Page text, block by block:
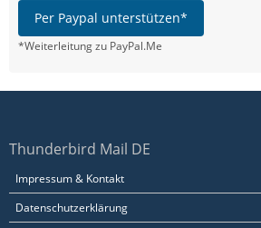
Per Paypal unterstützen*
*Weiterleitung zu PayPal.Me
Thunderbird Mail DE
Impressum & Kontakt
Datenschutzerklärung